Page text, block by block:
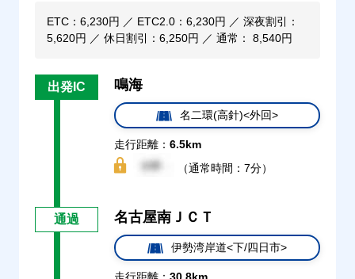
ETC：6,230円 ／ ETC2.0：6,230円 ／ 深夜割引：
5,620円 ／ 休日割引：6,250円 ／ 通常： 8,540円
出発IC 鳴海
名二環(高針)<外回>
走行距離： 6.5km
（通常時間：7分）
通過 名古屋南ＪＣＴ
伊勢湾岸道<下/四日市>